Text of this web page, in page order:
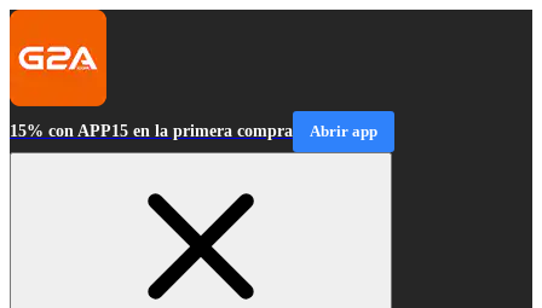
15% con APP15 en la primera compra Abrir app